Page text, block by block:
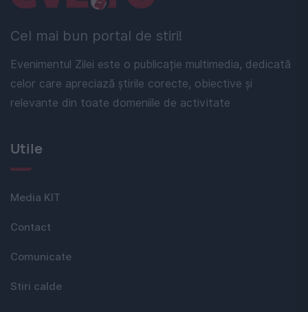
Cel mai bun portal de stiri!
Evenimentul Zilei este o publicație multimedia, dedicată
celor care apreciază știrile corecte, obiective și
relevante din toate domeniile de activitate
Utile
Media KIT
Contact
Comunicate
Stiri calde